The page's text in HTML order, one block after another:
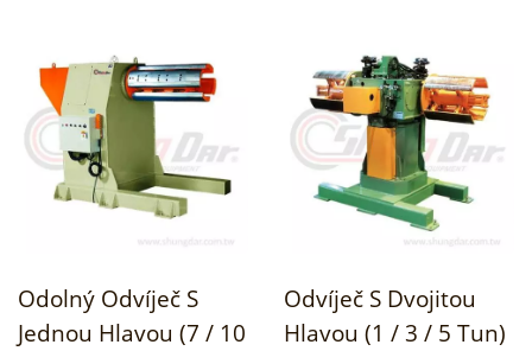
Odolný Odvíječ S
Jednou Hlavou (7 / 10
Odvíječ S Dvojitou
Hlavou (1 / 3 / 5 Tun)